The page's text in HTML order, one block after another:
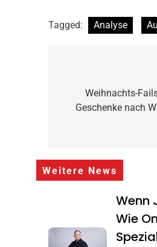
Tagged: Analyse
Weihnachts-
Geschenke nach
Weitere News
Wenn
Wie